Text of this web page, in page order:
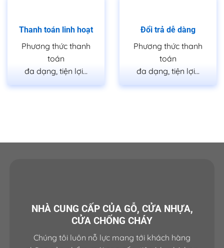
Thanh toán linh hoạt
Phương thức thanh
toán
đa dạng, tiện lợi…
Đổi trả dễ dàng
Phương thức thanh
toán
đa dạng, tiện lợi…
NHÀ CUNG CẤP CỦA GỖ, CỬA NHỰA,
CỬA CHỐNG CHÁY
Chúng tôi luôn nỗ lực mang tới khách hàng